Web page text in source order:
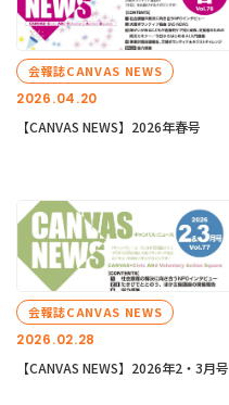
2026.04.20
会報誌CANVAS NEWS
【CANVAS NEWS】2026年春号
2026.02.28
会報誌CANVAS NEWS
【CANVAS NEWS】2026年2・3月号